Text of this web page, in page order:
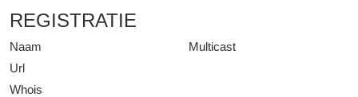
REGISTRATIE
Naam
Multicast
Url
Whois